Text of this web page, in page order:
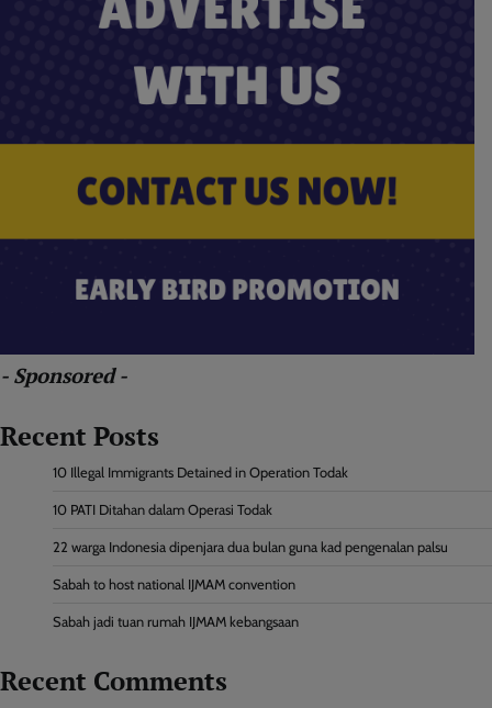
- Sponsored -
Recent Posts
10 Illegal Immigrants Detained in Operation Todak
10 PATI Ditahan dalam Operasi Todak
22 warga Indonesia dipenjara dua bulan guna kad pengenalan palsu
Sabah to host national IJMAM convention
Sabah jadi tuan rumah IJMAM kebangsaan
Recent Comments